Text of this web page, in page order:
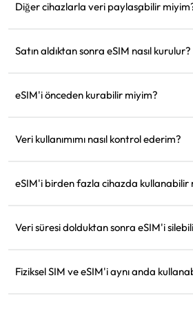
sona erdiğinde otomatik olarak
Diğer cihazlarla veri paylaşabilir
telefonunuzdakiyle aynı olacaktır.
Satın aldıktan sonra eSIM nasıl kurulur?
talimatlarını takip edin.
eSIM'i önceden kurabilir miyim?
varır varmaz hemen kullanabilirsiniz.
Veri kullanımımı nasıl kontrol ederim?
edebilirsiniz.
eSIM'i birden fazla cihazda kullanabilir
müşteri desteğiyle iletişime geçin.
Veri süresi dolduktan sonra eSIM'i
yükleme yapmak üzere
Fiziksel SIM ve eSIM'i aynı anda